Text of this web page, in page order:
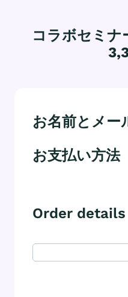
コラボセミナ
お名前とメー
お支払い方法
Order details